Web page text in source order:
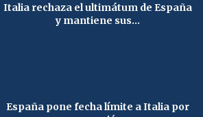
Italia rechaza el ultimátum de España
y mantiene sus...
España pone fecha límite a Italia por